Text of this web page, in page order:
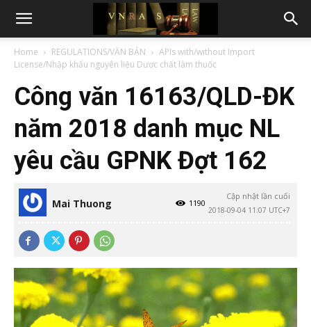
Home REGULATIONS/VĂN BẢN
APIs with/without Import
License/Nhập khẩu nguyên liệu Dược chất làm thuốc
Công văn 16163/QLD-ĐK
năm 2018 danh mục NL
yêu cầu GPNK Đợt 162
Mai Thuong
Cập nhật lần cuối
2018-09-04 11:07 UTC+7
1190